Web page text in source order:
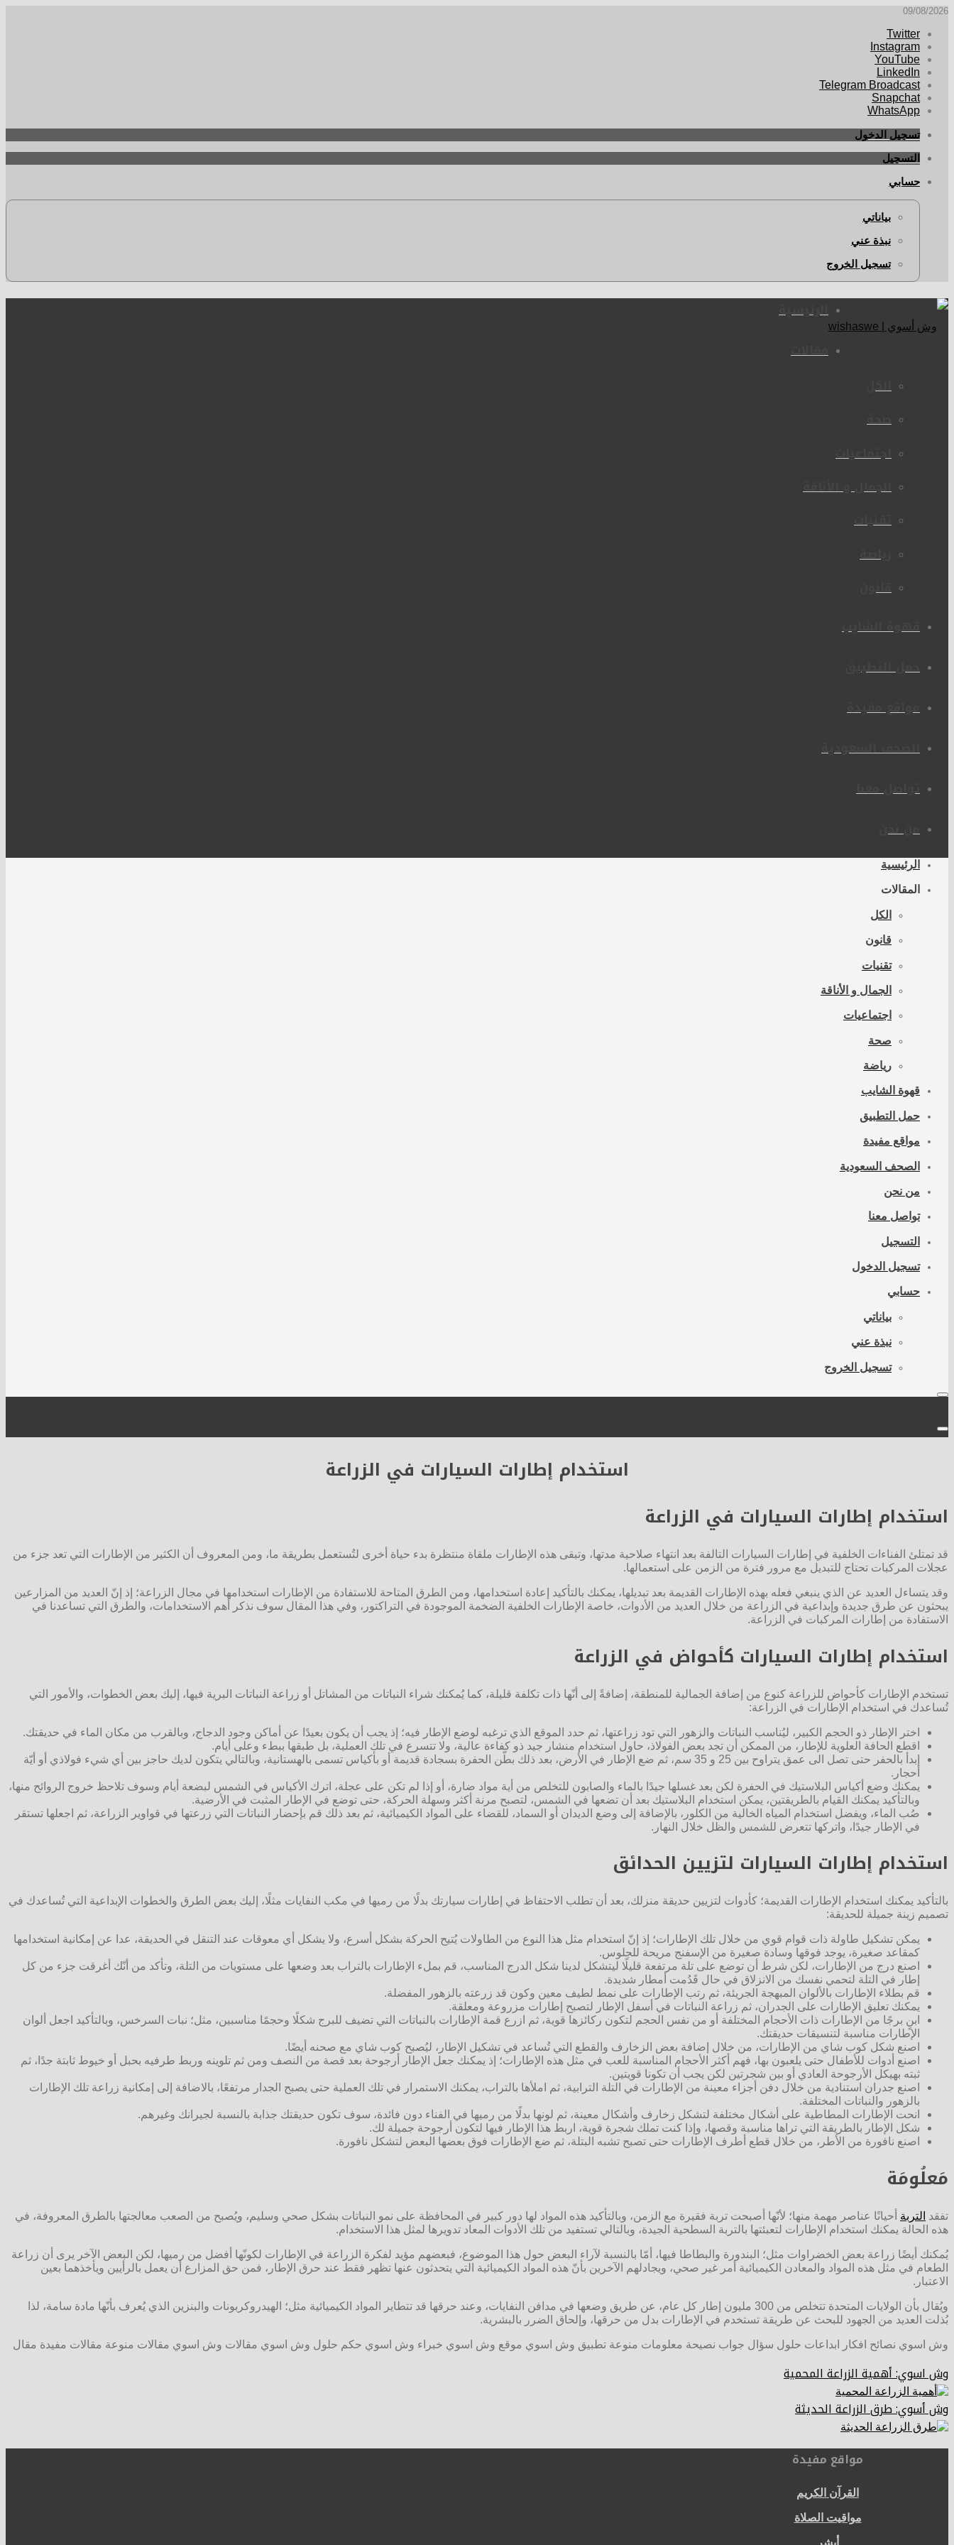
09/08/2026
Twitter
Instagram
YouTube
LinkedIn
Telegram Broadcast
Snapchat
WhatsApp
تسجيل الدخول
التسجيل
حسابي
بياناتي
نبذة عني
تسجيل الخروج
الرئيسية
مقالات
الكل
صحة
اجتماعيات
الجمال و الأناقة
تقنيات
رياضة
قانون
قهوة الشايب
حمل التطبيق
مواقع مفيدة
الصحف السعودية
تواصل معنا
من نحن
الرئيسية
المقالات
الكل
قانون
تقنيات
الجمال و الأناقة
اجتماعيات
صحة
رياضة
قهوة الشايب
حمل التطبيق
مواقع مفيدة
الصحف السعودية
من نحن
تواصل معنا
التسجيل
تسجيل الدخول
حسابي
بياناتي
نبذة عني
تسجيل الخروج
استخدام إطارات السيارات في الزراعة
استخدام إطارات السيارات في الزراعة
قد تمتلئ الفناءات الخلفية في إطارات السيارات التالفة بعد انتهاء صلاحية مدتها، وتبقى هذه الإطارات ملقاة منتظرة بدء حياة أخرى لتُستعمل بطريقة ما، ومن المعروف أن الكثير من الإطارات التي تعد جزء من
عجلات المركبات تحتاج للتبديل مع مرور فترة من الزمن على استعمالها.
وقد يتساءل العديد عن الذي ينبغي فعله بهذه الإطارات القديمة بعد تبديلها، يمكنك بالتأكيد إعادة استخدامها، ومن الطرق المتاحة للاستفادة من الإطارات استخدامها في مجال الزراعة؛ إذ إنّ العديد من المزارعين
يبحثون عن طرق جديدة وإبداعية في الزراعة من خلال العديد من الأدوات، خاصة الإطارات الخلفية الضخمة الموجودة في التراكتور، وفي هذا المقال سوف نذكر أهم الاستخدامات، والطرق التي تساعدنا في
الاستفادة من إطارات المركبات في الزراعة.
استخدام إطارات السيارات كأحواض في الزراعة
تستخدم الإطارات كأحواض للزراعة كنوع من إضافة الجمالية للمنطقة، إضافةً إلى أنّها ذات تكلفة قليلة، كما يُمكنك شراء النباتات من المشاتل أو زراعة النباتات البرية فيها، إليك بعض الخطوات، والأمور التي
تُساعدك في استخدام الإطارات في الزراعة:
اختر الإطار ذو الحجم الكبير، ليُناسب النباتات والزهور التي تود زراعتها، ثم حدد الموقع الذي ترغبه لوضع الإطار فيه؛ إذ يجب أن يكون بعيدًا عن أماكن وجود الدجاج، وبالقرب من مكان الماء في حديقتك.
اقطع الحافة العلوية للإطار، من الممكن أن تجد بعض الفولاذ، حاول استخدام منشار جيد ذو كفاءة عالية، ولا تتسرع في تلك العملية، بل طبقها ببطء وعلى أيام.
إبدأ بالحفر حتى تصل الى عمق يتراوح بين 25 و 35 سم، ثم ضع الإطار في الأرض، بعد ذلك بطّن الحفرة بسجادة قديمة أو بأكياس تسمى بالهستانية، وبالتالي يتكون لديك حاجز بين أي شيء فولاذي أو أيّة
أحجار.
يمكنك وضع أكياس البلاستيك في الحفرة لكن بعد غسلها جيدًا بالماء والصابون للتخلص من أية مواد ضارة، أو إذا لم تكن على عجلة، اترك الأكياس في الشمس لبضعة أيام وسوف تلاحظ خروج الروائح منها،
وبالتأكيد يمكنك القيام بالطريقتين، يمكن استخدام البلاستيك بعد أن تضعها في الشمس، لتصبح مرنة أكثر وسهلة الحركة، حتى توضع في الإطار المثبت في الأرضية.
صُب الماء، ويفضل استخدام المياه الخالية من الكلور، بالإضافة إلى وضع الديدان أو السماد، للقضاء على المواد الكيميائية، ثم بعد ذلك قم بإحضار النباتات التي زرعتها في قواوير الزراعة، ثم اجعلها تستقر
في الإطار جيدًا، واتركها تتعرض للشمس والظل خلال النهار.
استخدام إطارات السيارات لتزيين الحدائق
بالتأكيد يمكنك استخدام الإطارات القديمة؛ كأدوات لتزيين حديقة منزلك، بعد أن تطلب الاحتفاظ في إطارات سيارتك بدلًا من رميها في مكب النفايات مثلًا، إليك بعض الطرق والخطوات الإبداعية التي تُساعدك في
تصميم زينة جميلة للحديقة:
يمكن تشكيل طاولة ذات قوام قوي من خلال تلك الإطارات؛ إذ إنّ استخدام مثل هذا النوع من الطاولات يُتيح الحركة بشكل أسرع، ولا يشكل أي معوقات عند التنقل في الحديقة، عدا عن إمكانية استخدامها
كمقاعد صغيرة، يوجد فوقها وسادة صغيرة من الإسفنج مريحة للجلوس.
اصنع درج من الإطارات، لكن شرط أن توضع على تلة مرتفعة قليلًا ليتشكل لدينا شكل الدرج المناسب، قم بملء الإطارات بالتراب بعد وضعها على مستويات من التلة، وتأكد من أنّك أغرقت جزء من كل
إطار في التلة لتحمي نفسك من الانزلاق في حال قَدُمت أمطار شديدة.
قم بطلاء الإطارات بالألوان المبهجة الجريئة، ثم رتب الإطارات على نمط لطيف معين وكون قد زرعته بالزهور المفضلة.
يمكنك تعليق الإطارات على الجدران، ثم زراعة النباتات في أسفل الإطار لتصبح إطارات مزروعة ومعلقة.
ابنٍ برجًا من الإطارات ذات الأحجام المختلفة أو من نفس الحجم لتكون ركائزها قوية، ثم ازرع قمة الإطارات بالنباتات التي تضيف للبرج شكلًا وحجمًا مناسبين، مثل؛ نبات السرخس، وبالتأكيد اجعل ألوان
الإطارات مناسبة لتنسيقات حديقتك.
اصنع شكل كوب شاي من الإطارات، من خلال إضافة بعض الزخارف والقطع التي تُساعد في تشكيل الإطار، ليُصبح كوب شاي مع صحنه أيضًا.
اصنع أدوات للأطفال حتى يلعبون بها، فهم أكثر الأحجام المناسبة للعب في مثل هذه الإطارات؛ إذ يمكنك جعل الإطار أرجوحة بعد قصة من النصف ومن ثم تلوينه وربط طرفيه بحبل أو خيوط ثابتة جدًا، ثم
ثبته بهيكل الأرجوحة العادي أو بين شجرتين لكن يجب أن تكونا قويتين.
اصنع جدران استنادية من خلال دفن أجزاء معينة من الإطارات في التلة الترابية، ثم املأها بالتراب، يمكنك الاستمرار في تلك العملية حتى يصبح الجدار مرتفعًا، بالاضافة إلى إمكانية زراعة تلك الإطارات
بالزهور والنباتات المختلفة.
انحت الإطارات المطاطية على أشكال مختلفة لتشكل زخارف وأشكال معينة، ثم لونها بدلًا من رميها في الفناء دون فائدة، سوف تكون حديقتك جذابة بالنسبة لجيرانك وغيرهم.
شكل الإطار بالطريقة التي تراها مناسبة وقصها، وإذا كنت تملك شجرة قوية، اربط هذا الإطار فيها لتكون أرجوحة جميلة لك.
اصنع نافورة من الأطر، من خلال قطع أطرف الإطارات حتى تصبح تشبه البتلة، ثم ضع الإطارات فوق بعضها البعض لتشكل نافورة.
مَعلُومَة
تفقد التربة أحيانًا عناصر مهمة منها؛ لأنّها أصبحت تربة فقيرة مع الزمن، وبالتأكيد هذه المواد لها دور كبير في المحافظة على نمو النباتات بشكل صحي وسليم، ويُصبح من الصعب معالجتها بالطرق المعروفة، في
هذه الحالة يمكنك استخدام الإطارات لتعبئتها بالتربة السطحية الجيدة، وبالتالي تستفيد من تلك الأدوات المعاد تدويرها لمثل هذا الاستخدام.
يُمكنك أيضًا زراعة بعض الخضراوات مثل؛ البندورة والبطاطا فيها، أمّا بالنسبة لآراء البعض حول هذا الموضوع، فبعضهم مؤيد لفكرة الزراعة في الإطارات لكونّها أفضل من رميها، لكن البعض الآخر يرى أن زراعة
الطعام في مثل هذه المواد والمعادن الكيميائية أمر غير صحي، ويجادلهم الآخرين بأنّ هذه المواد الكيميائية التي يتحدثون عنها تظهر فقط عند حرق الإطار، فمن حق المزارع أن يعمل بالرأيين ويأخذهما بعين
الاعتبار.
ويُقال بأن الولايات المتحدة تتخلص من 300 مليون إطار كل عام، عن طريق وضعها في مدافن النفايات، وعند حرقها قد تتطاير المواد الكيميائية مثل؛ الهيدروكربونات والبنزين الذي يُعرف بأنّها مادة سامة، لذا
بُذلت العديد من الجهود للبحث عن طريقة تستخدم في الإطارات بدل من حرقها، وإلحاق الضرر بالبشرية.
وش اسوي نصائح افكار ابداعات حلول سؤال جواب نصيحة معلومات منوعة تطبيق وش اسوي موقع وش اسوي خبراء وش اسوي حكم حلول وش اسوي مقالات وش اسوي مقالات منوعة مقالات مفيدة مقال
وش اسوي: أهمية الزراعة المحمية
وش أسوي: طرق الزراعة الحديثة
مواقع مفيدة
القرآن الكريم
مواقيت الصلاة
أبشر